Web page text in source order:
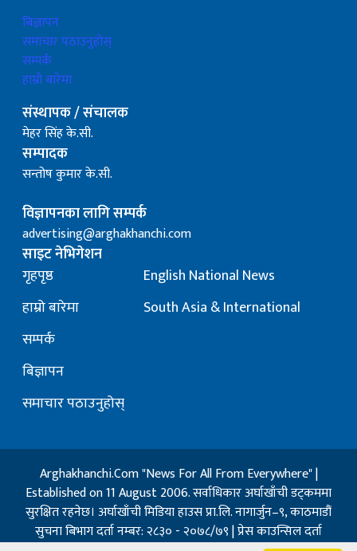
बिज्ञापन
समाचार पठाउनुहोस्
सम्पर्क
हाम्रो बारेमा
संस्थापक / संचालक
मेहर सिंह के.सी.
सम्पादक
सन्तोष कुमार के.सी.
विज्ञापनका लागि सम्पर्क
advertising@arghakhanchi.com
साइट नेभिगेशन
गृहपृष्ठ
हाम्रो बारेमा
सम्पर्क
बिज्ञापन
समाचार पठाउनुहोस्
English National News
South Asia & International
Arghakhanchi.Com "News For All From Everywhere" |
Established on 11 August 2006. सर्वाधिकार अर्घाखाँची डट्कममा
सुरक्षित रहनेछ। अर्घाखाँची मिडिया हाउस प्रा.लि. नागार्जुन–९, काठमाडौं
सुचना बिभाग दर्ता नम्बर: २८३० - २०७८/७९ | प्रेस काउन्सिल दर्ता